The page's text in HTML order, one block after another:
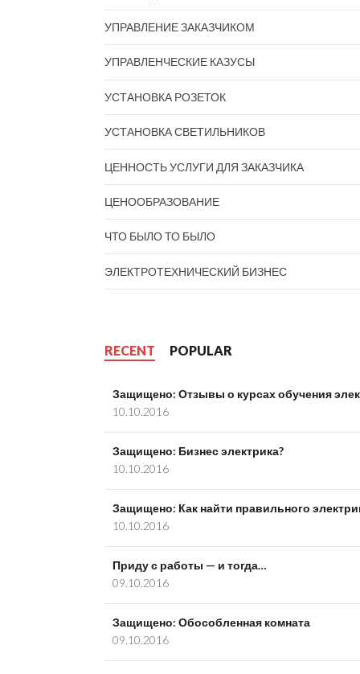
УПРАВЛЕНИЕ ЗАКАЗЧИКОМ
УПРАВЛЕНЧЕСКИЕ КАЗУСЫ
УСТАНОВКА РОЗЕТОК
УСТАНОВКА СВЕТИЛЬНИКОВ
ЦЕННОСТЬ УСЛУГИ ДЛЯ ЗАКАЗЧИКА
ЦЕНООБРАЗОВАНИЕ
ЧТО БЫЛО ТО БЫЛО
ЭЛЕКТРОТЕХНИЧЕСКИЙ БИЗНЕС
RECENT POPULAR
Защищено: Отзывы о курсах обучения
10.10.2016
Защищено: Бизнес электрика?
10.10.2016
Защищено: Как найти правильного
10.10.2016
Приду с работы — и тогда…
09.10.2016
Защищено: Обособленная комната
09.10.2016